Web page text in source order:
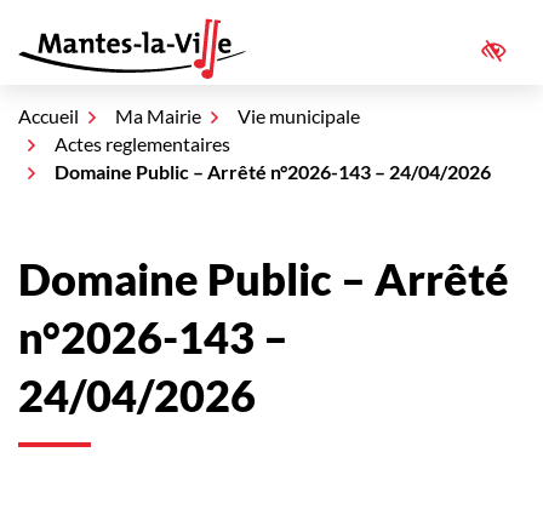
contenu
Mantes-la-Ville
Accueil Ma Mairie
Vie municipale
Actes reglementaires
Domaine Public – Arrêté n°2026-143 – 24/04/2026
Domaine Public – Arrêté
n°2026-143 –
24/04/2026